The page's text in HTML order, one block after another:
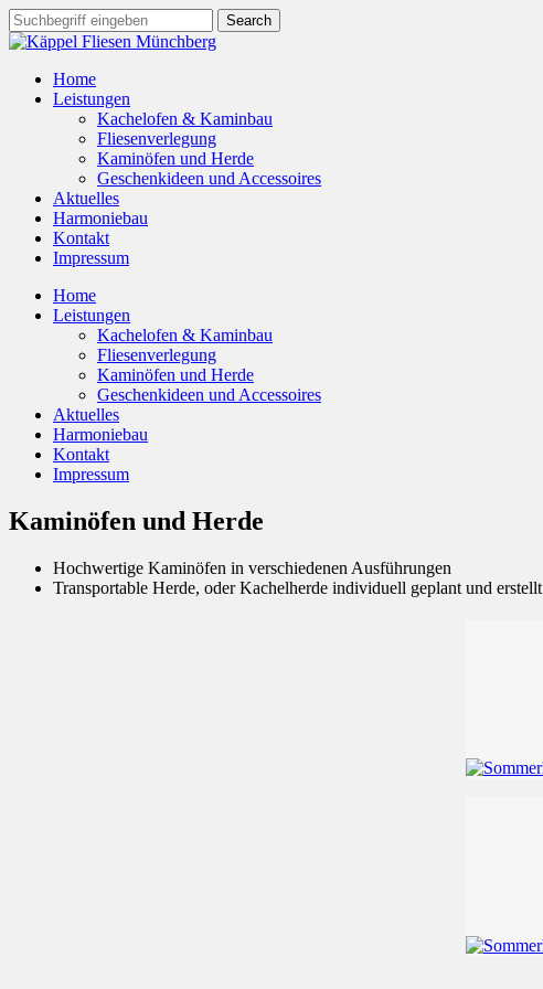
Home
Leistungen
Kachelofen & Kaminbau
Fliesenverlegung
Kaminöfen und Herde
Geschenkideen und Accessoires
Aktuelles
Harmoniebau
Kontakt
Impressum
Home
Leistungen
Kachelofen & Kaminbau
Fliesenverlegung
Kaminöfen und Herde
Geschenkideen und Accessoires
Aktuelles
Harmoniebau
Kontakt
Impressum
Kaminöfen und Herde
Hochwertige Kaminöfen in verschiedenen Ausführungen
Transportable Herde, oder Kachelherde individuell geplant und erstellt